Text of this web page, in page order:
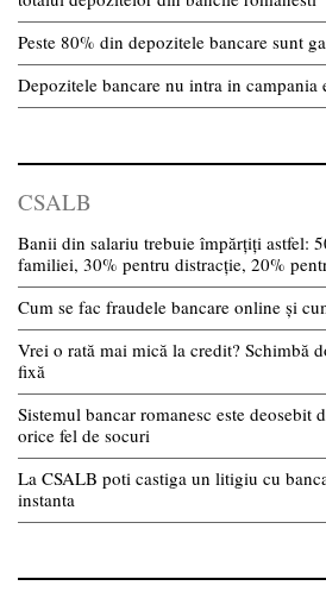
Peste 80% din depozitele bancare sunt
Depozitele bancare nu intra in campania
CSALB
Banii din salariu trebuie împărțiți astfel:
familiei, 30% pentru distracție, 20%
Cum se fac fraudele bancare online și
Vrei o rată mai mică la credit? Schimbă
fixă
Sistemul bancar romanesc este deosebit
orice fel de socuri
La CSALB poti castiga un litigiu cu
instanta